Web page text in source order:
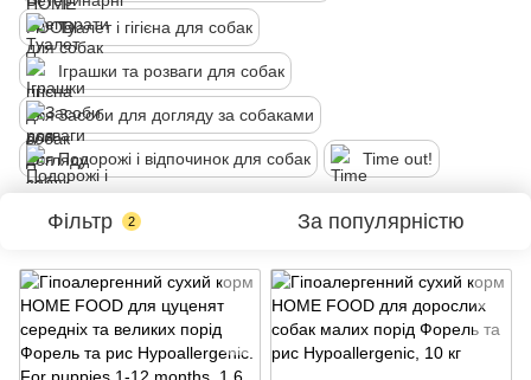
Туалет і гігієна для собак
Іграшки та розваги для собак
Засоби для догляду за собаками
Подорожі і відпочинок для собак Time out!
Фільтр 2 За популярністю